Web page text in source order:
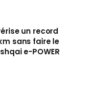
un record
sans faire le
e-POWER